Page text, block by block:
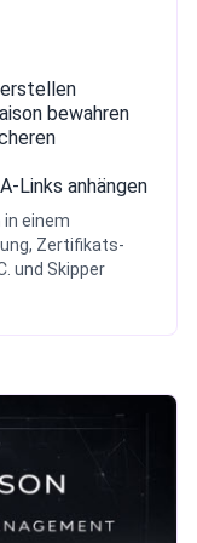
bewahren
Links anhängen
in einem
Zertifikats-
und Skipper